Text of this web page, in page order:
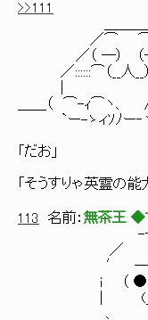
>>111
／⌒ ⌒
／（ ―） （―
／::::::⌒（__人__
＿＿（ ⌒-ｨ⌒ヽ、
`ー-ゝィｿﾉー‐ヾ
「だお」
「そうすりゃ英霊の
113 名前： 無茶王
-―─-
／
′ ─
i （ ●） （
| (__人
､